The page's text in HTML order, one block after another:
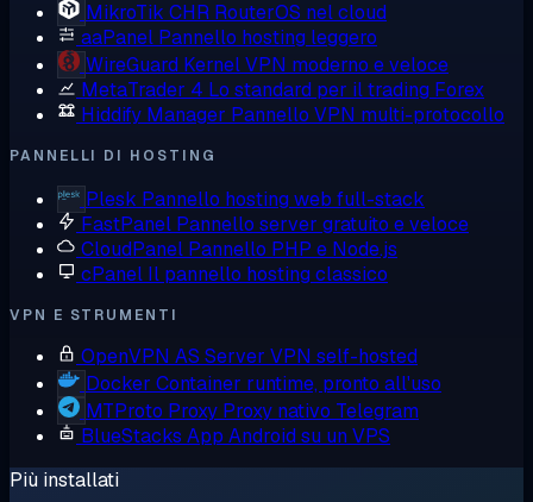
MikroTik CHR RouterOS nel cloud
aaPanel Pannello hosting leggero
WireGuard Kernel VPN moderno e veloce
MetaTrader 4 Lo standard per il trading Forex
Hiddify Manager Pannello VPN multi-protocollo
PANNELLI DI HOSTING
Plesk Pannello hosting web full-stack
FastPanel Pannello server gratuito e veloce
CloudPanel Pannello PHP e Node.js
cPanel Il pannello hosting classico
VPN E STRUMENTI
OpenVPN AS Server VPN self-hosted
Docker Container runtime, pronto all'uso
MTProto Proxy Proxy nativo Telegram
BlueStacks App Android su un VPS
Più installati